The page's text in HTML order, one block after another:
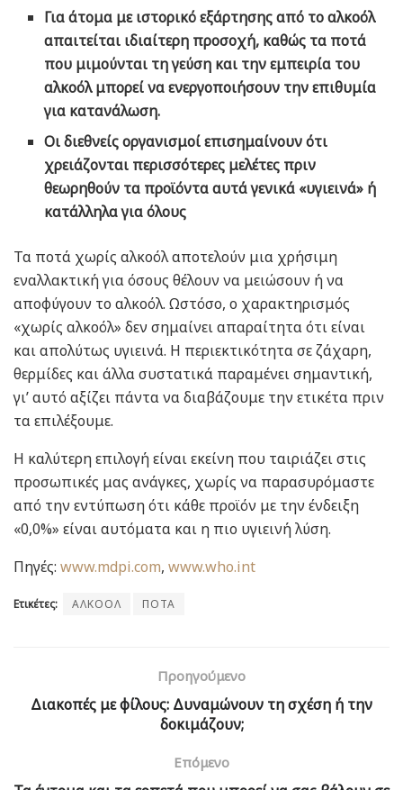
Για άτομα με ιστορικό εξάρτησης από το αλκοόλ
απαιτείται ιδιαίτερη προσοχή, καθώς τα ποτά
που μιμούνται τη γεύση και την εμπειρία του
αλκοόλ μπορεί να ενεργοποιήσουν την επιθυμία
για κατανάλωση.
Οι διεθνείς οργανισμοί επισημαίνουν ότι
χρειάζονται περισσότερες μελέτες πριν
θεωρηθούν τα προϊόντα αυτά γενικά «υγιεινά» ή
κατάλληλα για όλους
Τα ποτά χωρίς αλκοόλ αποτελούν μια χρήσιμη
εναλλακτική για όσους θέλουν να μειώσουν ή να
αποφύγουν το αλκοόλ. Ωστόσο, ο χαρακτηρισμός
«χωρίς αλκοόλ» δεν σημαίνει απαραίτητα ότι είναι
και απολύτως υγιεινά. Η περιεκτικότητα σε ζάχαρη,
θερμίδες και άλλα συστατικά παραμένει σημαντική,
γι’ αυτό αξίζει πάντα να διαβάζουμε την ετικέτα πριν
τα επιλέξουμε.
Η καλύτερη επιλογή είναι εκείνη που ταιριάζει στις
προσωπικές μας ανάγκες, χωρίς να παρασυρόμαστε
από την εντύπωση ότι κάθε προϊόν με την ένδειξη
«0,0%» είναι αυτόματα και η πιο υγιεινή λύση.
Πηγές: www.mdpi.com, www.who.int
Ετικέτες: ΑΛΚΟΟΛ ΠΟΤΑ
Προηγούμενο
Διακοπές με φίλους: Δυναμώνουν τη σχέση ή την
δοκιμάζουν;
Επόμενο